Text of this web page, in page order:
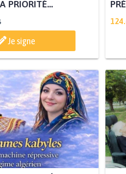
PRIORITÉ...
Je signe